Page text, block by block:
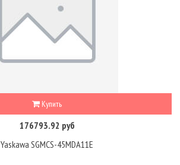
Купить
176793.92 руб
Yaskawa SGMCS-45MDA11E